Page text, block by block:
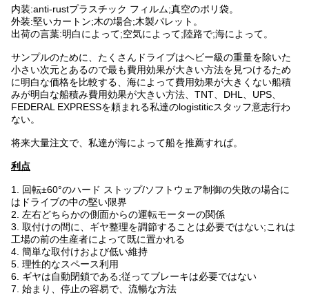
内装:anti-rustプラスチック フィルム;真空のポリ袋。
外装:堅いカートン;木の場合;木製パレット。
出荷の言葉:明白によって;空気によって;陸路で;海によって。
サンプルのために、たくさんドライブはヘビー級の重量を除いた
小さい次元とあるので最も費用効果が大きい方法を見つけるため
に明白な価格を比較する、海によって費用効果が大きくない船積
みが明白な船積み費用効果が大きい方法、TNT、DHL、UPS、
FEDERAL EXPRESSを頼まれる私達のlogistiticスタッフ意志行わ
ない。
将来大量注文で、私達が海によって船を推薦すれば。
利点
1. 回転±60°のハード ストップ/ソフトウェア制御の失敗の場合に
はドライブの中の堅い限界
2. 左右どちらかの側面からの運転モーターの関係
3. 取付けの間に、ギヤ整理を調節することは必要ではない;これは
工場の前の生産者によって既に置かれる
4. 簡単な取付けおよび低い維持
5. 理性的なスペース利用
6. ギヤは自動閉鎖である;従ってブレーキは必要ではない
7. 始まり、停止の容易で、流暢な方法